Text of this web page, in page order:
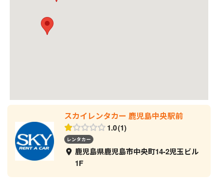
スカイレンタカー 鹿児島中央駅前
1.0 1
レンタカー
鹿児島県鹿児島市中央町14-2児玉ビル
1F